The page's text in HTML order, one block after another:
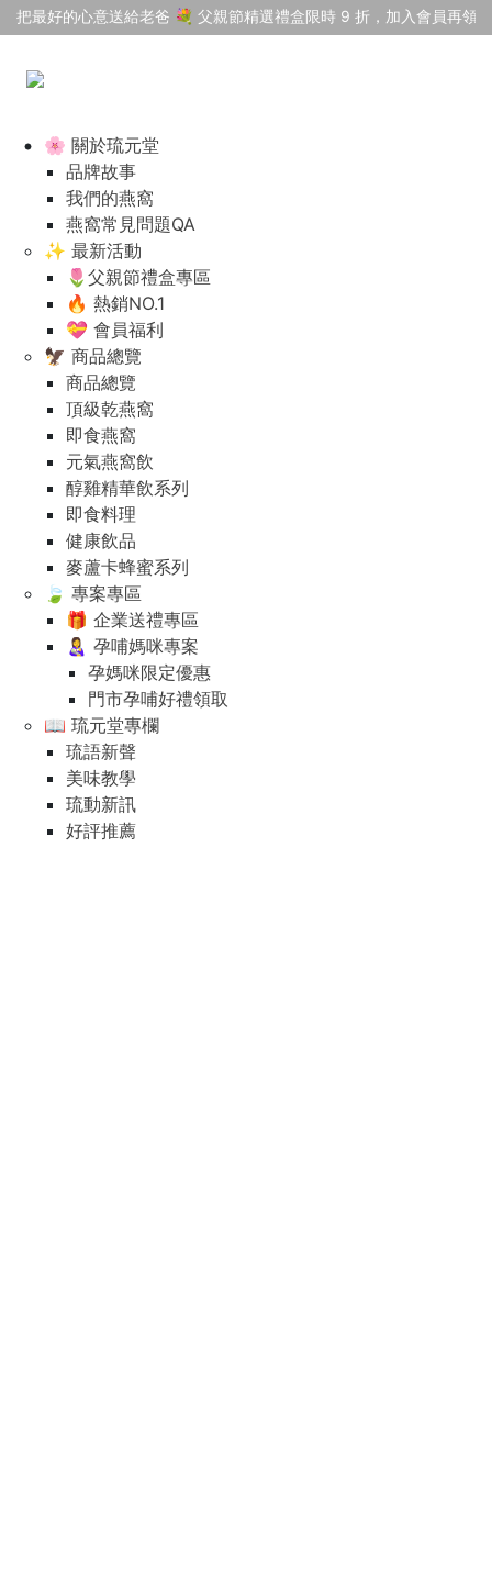
🌸 關於琉元堂
品牌故事
我們的燕窩
燕窩常見問題QA
✨ 最新活動
🌷父親節禮盒專區
🔥 熱銷NO.1
💝 會員福利
🦅 商品總覽
商品總覽
頂級乾燕窩
即食燕窩
元氣燕窩飲
醇雞精華飲系列
即食料理
健康飲品
麥蘆卡蜂蜜系列
🍃 專案專區
🎁 企業送禮專區
👩‍🍼 孕哺媽咪專案
孕媽咪限定優惠
門市孕哺好禮領取
📖 琉元堂專欄
琉語新聲
美味教學
琉動新訊
好評推薦
把最好的心意送給老爸 💐 父親節精選禮盒限時 9 折，加入會員再領